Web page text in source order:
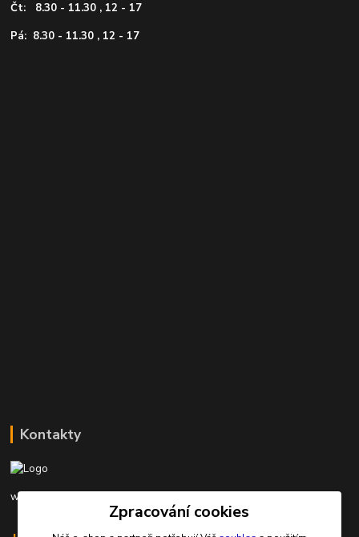
Čt: 8.30 - 11.30 , 12 - 17
Pá: 8.30 - 11.30 , 12 - 17
Kontakty
www.rybarinakyjov.cz
Zpracování cookies